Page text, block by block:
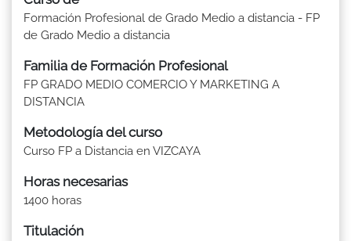
Formación Profesional de Grado Medio a distancia - FP
de Grado Medio a distancia
Familia de Formación Profesional
FP GRADO MEDIO COMERCIO Y MARKETING A
DISTANCIA
Metodología del curso
Curso FP a Distancia en VIZCAYA
Horas necesarias
1400 horas
Titulación